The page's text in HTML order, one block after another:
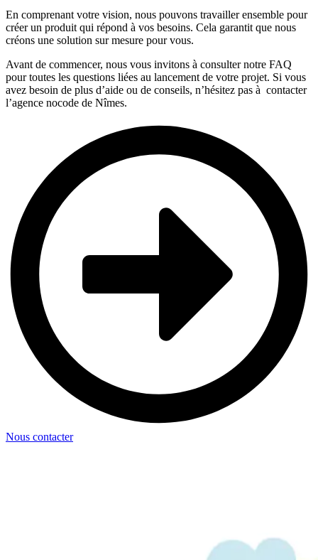
En comprenant votre vision, nous pouvons travailler ensemble pour
créer un produit qui répond à vos besoins. Cela garantit que nous
créons une solution sur mesure pour vous.
Avant de commencer, nous vous invitons à consulter notre FAQ
pour toutes les questions liées au lancement de votre projet. Si vous
avez besoin de plus d’aide ou de conseils, n’hésitez pas à contacter
l’agence nocode de Nîmes.
Nous contacter